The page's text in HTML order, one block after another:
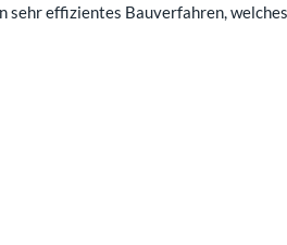
sehr effizientes Bauverfahren,